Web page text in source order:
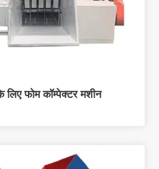
लिए फोम कॉम्पेक्टर मशीन